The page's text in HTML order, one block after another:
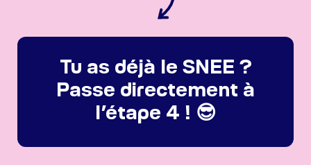
Tu as déjà le SNEE ?
Passe directement à
l’étape 4 ! 😎